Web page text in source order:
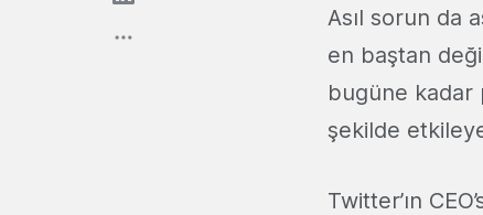
Asıl sorun da
en baştan
bugüne kadar
şekilde
Twitter’ın